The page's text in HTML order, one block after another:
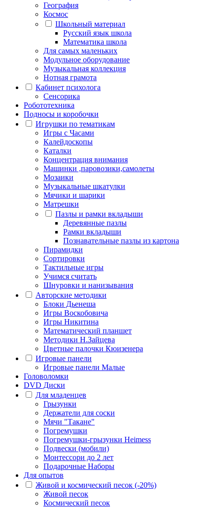
География
Космос
Школьный материал
Русский язык школа
Математика школа
Для самых маленьких
Модульное оборудование
Музыкальная коллекция
Нотная грамота
Кабинет психолога
Сенсорика
Робототехника
Подносы и коробочки
Игрушки по тематикам
Игры с Часами
Калейдоскопы
Каталки
Концентрация внимания
Машинки ,паровозики,самолеты
Мозаики
Музыкальные шкатулки
Мячики и шарики
Матрешки
Пазлы и рамки вкладыши
Деревянные пазлы
Рамки вкладыши
Познавательные пазлы из картона
Пирамидки
Сортировки
Тактильные игры
Учимся считать
Шнуровки и нанизывания
Авторские методики
Блоки Дьенеша
Игры Воскобовича
Игры Никитина
Математический планшет
Методики Н.Зайцева
Цветные палочки Кюизенера
Игровые панели
Игровые панели Малые
Головоломки
DVD Диски
Для младенцев
Грызунки
Держатели для соски
Мячи "Такане"
Погремушки
Погремушки-грызунки Heimess
Подвески (мобили)
Монтессори до 2 лет
Подарочные Наборы
Для опытов
Живой и космический песок (-20%)
Живой песок
Космический песок